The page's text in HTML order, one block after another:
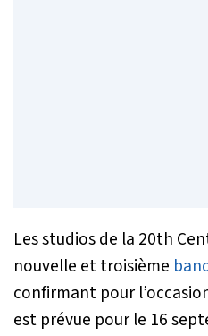
Les studios de la 20th
nouvelle et troisième
confirmant pour
est prévue pour le 16